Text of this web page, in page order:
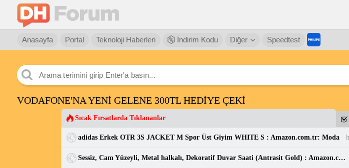
Anasayfa Portal Teknoloji Haberleri İndirim Kodu Diğer Speedtest
VODAFONE'NA YENİ GELENE 300TL HEDİYE ÇEKİ
Sıcak Fırsatlarda Tıklananlar
adidas Erkek OTR 3S JACKET M Spor Üst Giyim WHITE S : Amazon.com.tr: Moda
Sessiz, Cam Yüzeyli, Metal halkalı, Dekoratif Duvar Saati (Antrasit Gold) : Amazon.com.tr: Ev ve Yaşam